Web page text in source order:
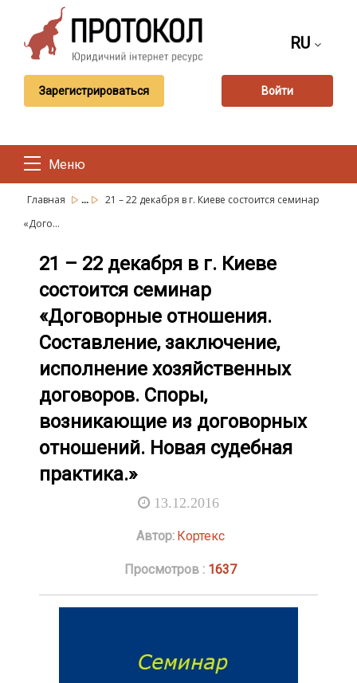
RU
Зарегистрироваться Войти
Меню
Главная ...
21 – 22 декабря в г. Киеве состоится семинар
«Дого...
21 – 22 декабря в г. Киеве
состоится семинар
«Договорные отношения.
Составление, заключение,
исполнение хозяйственных
договоров. Споры,
возникающие из договорных
отношений. Новая судебная
практика.»
13.12.2016
Автор: Кортекс
Просмотров : 1637